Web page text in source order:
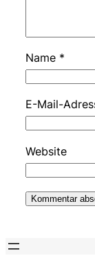
Name *
E-Mail-
Website